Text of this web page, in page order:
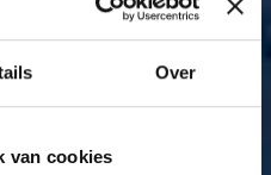
Over
van cookies